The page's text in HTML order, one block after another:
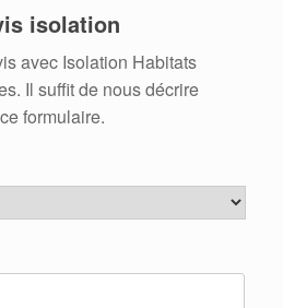
isolation
avec Isolation Habitats
Il suffit de nous décrire
formulaire.